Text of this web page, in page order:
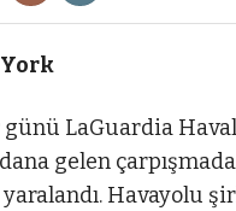
günü LaGuardia
gelen
Havayolu